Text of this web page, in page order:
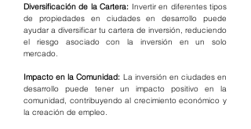
Diversificación de la Cartera: Invertir en diferentes tipos
de propiedades en ciudades en desarrollo puede
ayudar a diversificar tu cartera de inversión, reduciendo
el riesgo asociado con la inversión en un solo
mercado.
Impacto en la Comunidad: La inversión en ciudades en
desarrollo puede tener un impacto positivo en la
comunidad, contribuyendo al crecimiento económico y
la creación de empleo.